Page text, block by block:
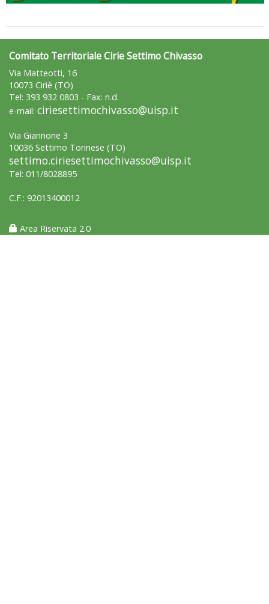
Comitato Territoriale Cirie Settimo Chivasso
Via Matteotti, 16
10073 Ciriè (TO)
Tel: 393 932 0803 - Fax: n.d.
e-mail: ciriesettimochivasso@uisp.it
Via Giannone 3
10036 Settimo Torinese (TO)
settimo.ciriesettimochivasso@uisp.it
Tel: 011/8028895
C.F.: 92013400012
Area Riservata 2.0